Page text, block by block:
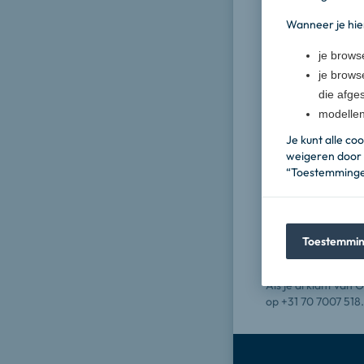
Achternaam
Ja
Als je al klant van
op +31 70 7007 518.
Wanneer je
je
je
die
Je kunt alle
weigeren door